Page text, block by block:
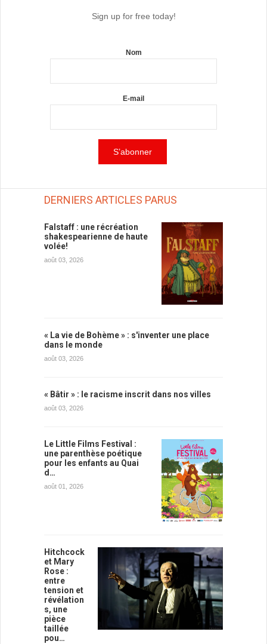
Sign up for free today!
Nom
E-mail
DERNIERS ARTICLES PARUS
Falstaff : une récréation
shakespearienne de haute
volée!
août 03, 2026
« La vie de Bohème » : s'inventer une place
dans le monde
août 03, 2026
« Bâtir » : le racisme inscrit dans nos villes
août 03, 2026
Le Little Films Festival :
une parenthèse poétique
pour les enfants au Quai
d…
août 01, 2026
Hitchcock
et Mary
Rose :
entre
tension et
révélation
s, une
pièce
taillée
pou…